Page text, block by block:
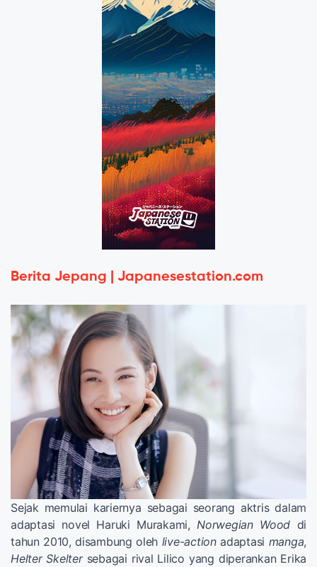
Berita Jepang | Japanesestation.com
Sejak memulai kariernya sebagai seorang aktris dalam
adaptasi novel Haruki Murakami,Norwegian Wood di
tahun 2010, disambung oleh live-actionadaptasi manga,
Helter Skeltersebagai rival Lilico yang diperankan Erika